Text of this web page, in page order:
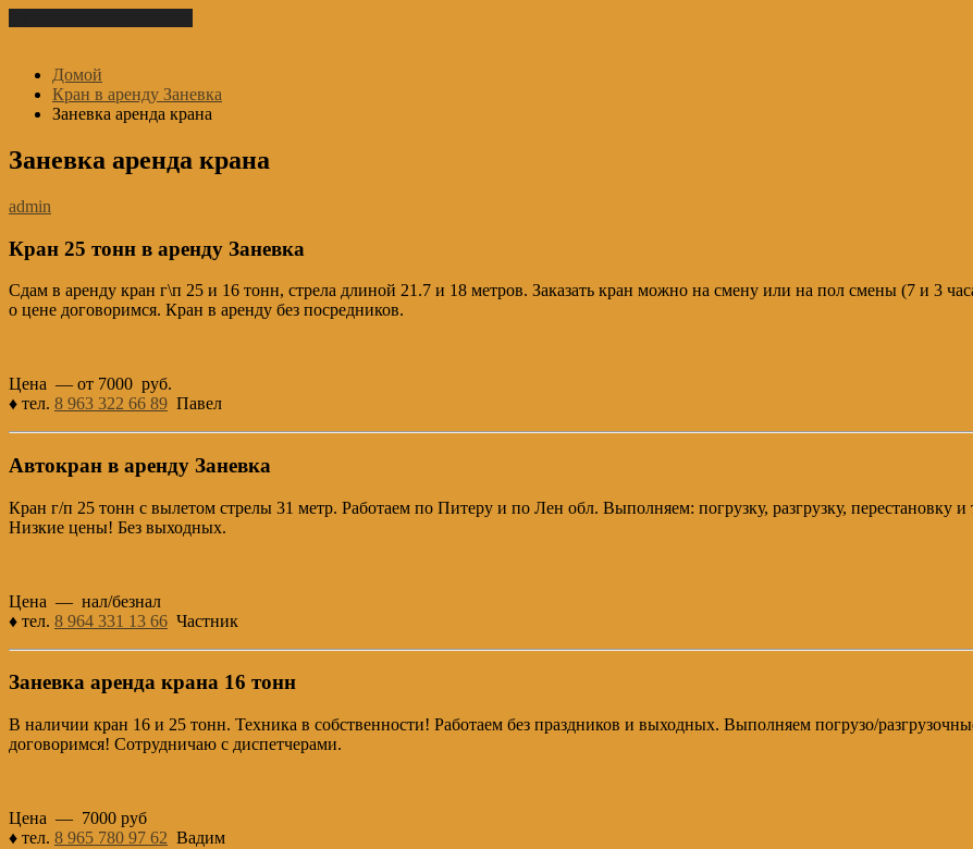
Домой
Кран в аренду Заневка
Заневка аренда крана
Заневка аренда крана
admin
Кран 25 тонн в аренду Заневка
Сдам в аренду кран г\п 25 и 16 тонн, стрела длиной 21.7 и 18 метров. Заказать кран можно на смену или на пол смены (7 и 3
о цене договоримся. Кран в аренду без посредников.
Цена — от 7000 руб.
♦ тел. 8 963 322 66 89 Павел
Автокран в аренду Заневка
Кран г/п 25 тонн с вылетом стрелы 31 метр. Работаем по Питеру и по Лен обл. Выполняем: погрузку, разгрузку,
Низкие цены! Без выходных.
Цена — нал/безнал
♦ тел. 8 964 331 13 66 Частник
Заневка аренда крана 16 тонн
В наличии кран 16 и 25 тонн. Техника в собственности! Работаем без праздников и выходных. Выполняем погрузо/
договоримся! Сотрудничаю с диспетчерами.
Цена — 7000 руб
♦ тел. 8 965 780 97 62 Вадим